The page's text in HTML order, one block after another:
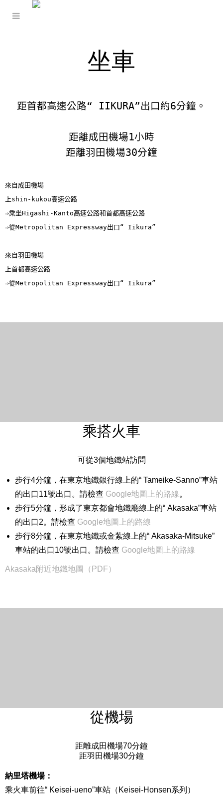
坐車
距首都高速公路“ IIKURA”出口約6分鐘。
距離成田機場1小時
距離羽田機場30分鐘
來自成田機場
上shin-kukou高速公路
⇒乘坐Higashi-Kanto高速公路和首都高速公路
⇒從Metropolitan Expressway出口“ Iikura”
來自羽田機場
上首都高速公路
⇒從Metropolitan Expressway出口“ Iikura”
乘搭火車
可從3個地鐵站訪問
步行4分鐘，在東京地鐵銀行線上的“ Tameike-Sanno”車站
的出口11號出口。請檢查 Google地圖上的路線 。
步行5分鐘，形成了東京都會地鐵廳線上的“ Akasaka”車站
的出口2。請檢查 Google地圖上的路線
步行8分鐘，在東京地鐵或金紮線上的“ Akasaka-Mitsuke”
車站的出口10號出口。請檢查 Google地圖上的路線
Akasaka附近地鐵地圖（PDF）
從機場
距離成田機場70分鐘
距羽田機場30分鐘
納里塔機場：
乘火車前往“ Keisei-ueno”車站（Keisei-Honsen系列）